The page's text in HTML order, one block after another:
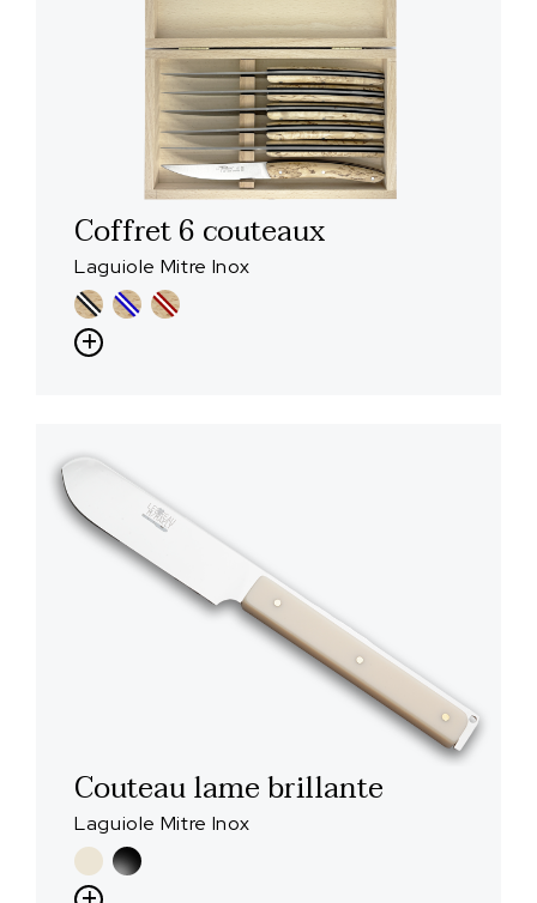
Coffret 6 couteaux
Laguiole Mitre Inox
Couteau lame brillante
Laguiole Mitre Inox